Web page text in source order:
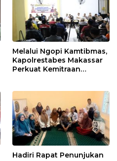
Melalui Ngopi Kamtibmas,
Kapolrestabes Makassar
Perkuat Kemitraan
Hadiri Rapat Penunjukan